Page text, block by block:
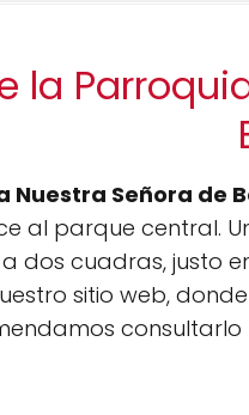
la
Nuestra Señora de
al parque central.
dos cuadras, justo
sitio web,